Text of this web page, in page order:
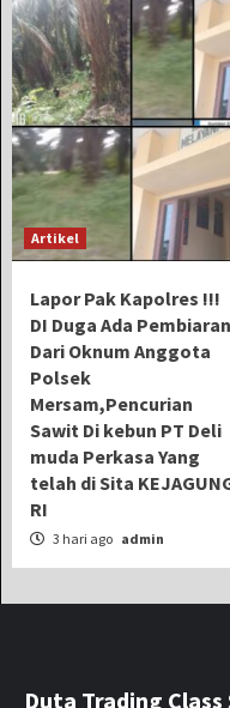
Artikel
Lapor Pak Kapolres !!!
DI Duga Ada Pembiaran
Dari Oknum Anggota
Polsek
Mersam,Pencurian
Sawit Di kebun PT Deli
muda Perkasa Yang
telah di Sita
RI
3 hari ago admin
Duta Trading Class